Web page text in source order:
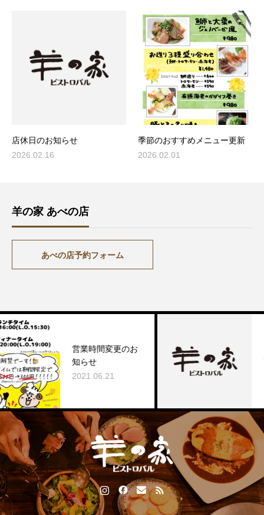
店休日のお知らせ
2026.02.16
季節のおすすめメニュー更新
2026.02.01
羊の家 あべの店
あべの店予約フォーム
営業時間変更のお
知らせ
2021.06.21